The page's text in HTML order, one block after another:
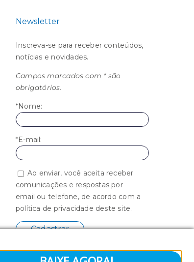
Newsletter
Inscreva-se para receber conteúdos,
notícias e novidades.
Campos marcados com * são
obrigatórios.
*Nome:
*E-mail:
Ao enviar, você aceita receber
comunicações e respostas por
email ou telefone, de acordo com a
política de privacidade deste site.